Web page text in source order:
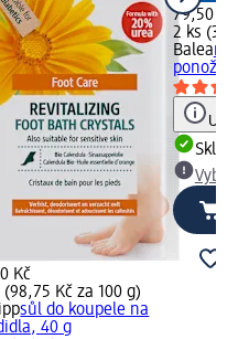
Kč
(98,75 Kč za 100 g)
sůl do koupele na
40 g
79,50 Kč
2 ks
Balea